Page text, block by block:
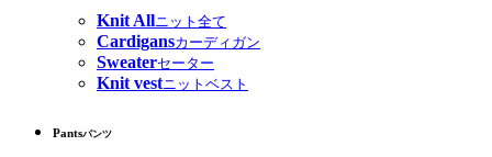
Knit Allニット全て
Cardigansカーディガン
Sweaterセーター
Knit vestニットベスト
Pantsパンツ